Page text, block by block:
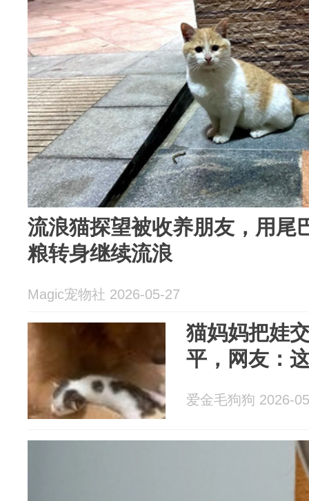
流浪猫探望被收养朋友，用尾
粮转身继续流浪
Magic宠物社 2026-05-27
猫妈妈把娃
平，网友：
爱金毛狗狗 2026-